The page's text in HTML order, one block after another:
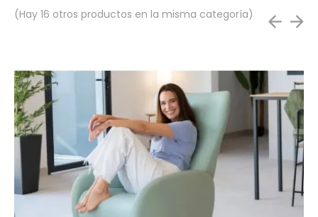
(Hay 16 otros productos en la misma categoría)